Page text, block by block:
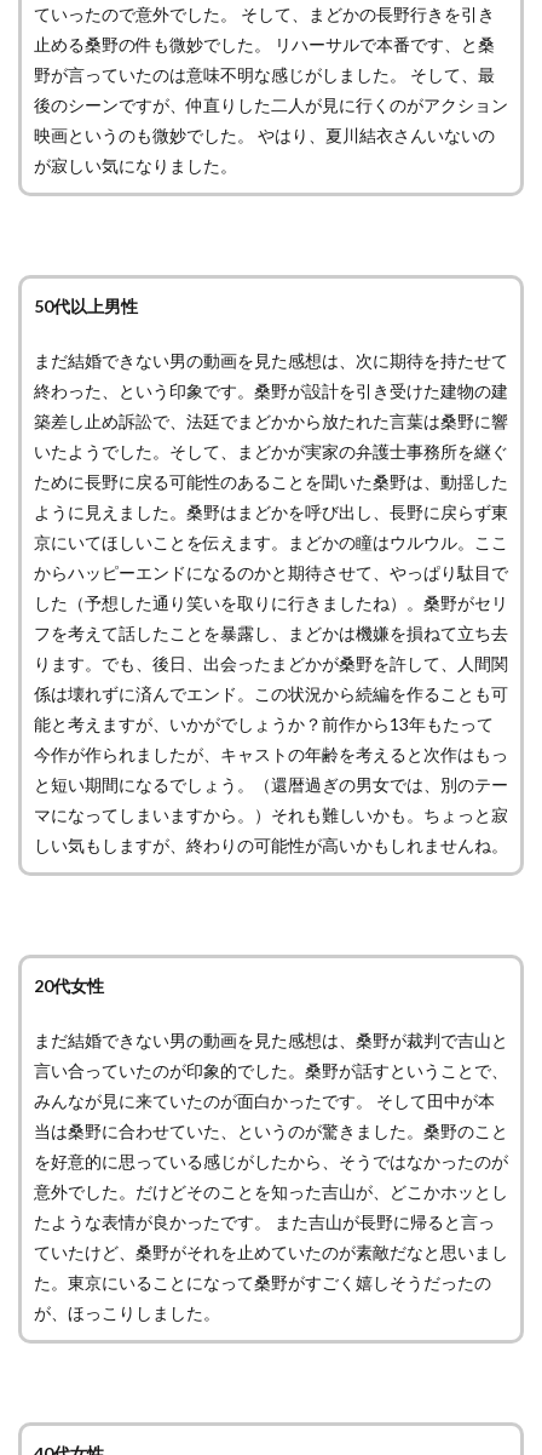
ていったので意外でした。 そして、まどかの長野行きを引き
止める桑野の件も微妙でした。 リハーサルで本番です、と桑
野が言っていたのは意味不明な感じがしました。 そして、最
後のシーンですが、仲直りした二人が見に行くのがアクション
映画というのも微妙でした。 やはり、夏川結衣さんいないの
が寂しい気になりました。
50代以上男性
まだ結婚できない男の動画を見た感想は、次に期待を持たせて
終わった、という印象です。桑野が設計を引き受けた建物の建
築差し止め訴訟で、法廷でまどかから放たれた言葉は桑野に響
いたようでした。そして、まどかが実家の弁護士事務所を継ぐ
ために長野に戻る可能性のあることを聞いた桑野は、動揺した
ように見えました。桑野はまどかを呼び出し、長野に戻らず東
京にいてほしいことを伝えます。まどかの瞳はウルウル。ここ
からハッピーエンドになるのかと期待させて、やっぱり駄目で
した（予想した通り笑いを取りに行きましたね）。桑野がセリ
フを考えて話したことを暴露し、まどかは機嫌を損ねて立ち去
ります。でも、後日、出会ったまどかが桑野を許して、人間関
係は壊れずに済んでエンド。この状況から続編を作ることも可
能と考えますが、いかがでしょうか？前作から13年もたって
今作が作られましたが、キャストの年齢を考えると次作はもっ
と短い期間になるでしょう。（還暦過ぎの男女では、別のテー
マになってしまいますから。）それも難しいかも。ちょっと寂
しい気もしますが、終わりの可能性が高いかもしれませんね。
20代女性
まだ結婚できない男の動画を見た感想は、桑野が裁判で吉山と
言い合っていたのが印象的でした。桑野が話すということで、
みんなが見に来ていたのが面白かったです。 そして田中が本
当は桑野に合わせていた、というのが驚きました。桑野のこと
を好意的に思っている感じがしたから、そうではなかったのが
意外でした。だけどそのことを知った吉山が、どこかホッとし
たような表情が良かったです。 また吉山が長野に帰ると言っ
ていたけど、桑野がそれを止めていたのが素敵だなと思いまし
た。東京にいることになって桑野がすごく嬉しそうだったの
が、ほっこりしました。